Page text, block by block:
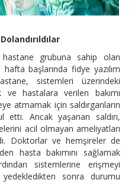
grubuna sahip olan
başlarında fidye yazılım
sistemleri üzerindeki
hastalara verilen bakımı
atmamak için saldırganların
Ancak yaşanan saldırı,
acil olmayan ameliyatları
Doktorlar ve hemşireler de
hasta bakımını sağlamak
sistemlerine erişmeyi
sonra durumu